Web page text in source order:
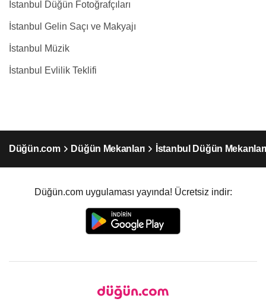
İstanbul Düğün Fotoğrafçıları
İstanbul Gelin Saçı ve Makyajı
İstanbul Müzik
İstanbul Evlilik Teklifi
Düğün.com Düğün Mekanları İstanbul Düğün
Düğün.com uygulaması yayında! Ücretsiz indir: